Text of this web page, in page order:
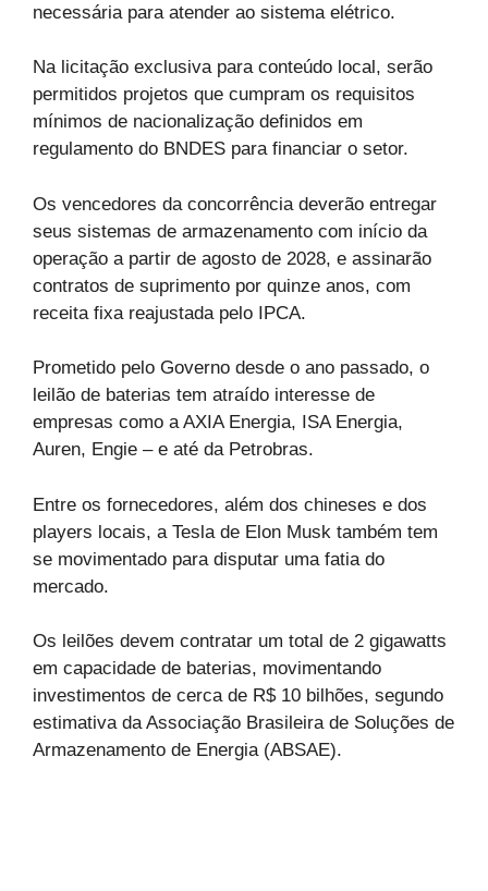
necessária para atender ao sistema elétrico.
Na licitação exclusiva para conteúdo local, serão
permitidos projetos que cumpram os requisitos
mínimos de nacionalização definidos em
regulamento do BNDES para financiar o setor.
Os vencedores da concorrência deverão entregar
seus sistemas de armazenamento com início da
operação a partir de agosto de 2028, e assinarão
contratos de suprimento por quinze anos, com
receita fixa reajustada pelo IPCA.
Prometido pelo Governo desde o ano passado, o
leilão de baterias tem atraído interesse de
empresas como a AXIA Energia, ISA Energia,
Auren, Engie – e até da Petrobras.
Entre os fornecedores, além dos chineses e dos
players locais, a Tesla de Elon Musk também tem
se movimentado para disputar uma fatia do
mercado.
Os leilões devem contratar um total de 2 gigawatts
em capacidade de baterias, movimentando
investimentos de cerca de R$ 10 bilhões, segundo
estimativa da Associação Brasileira de Soluções de
Armazenamento de Energia (ABSAE).